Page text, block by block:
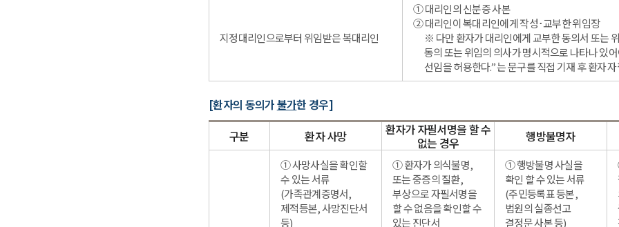
지정대리인으로부터 위임받은 복대리인
① 대리인의 신분증 사본
② 대리인이 복대리인에게 작성･교부한 위임장
※ 다만 환자가 대리인에게 교부한 동의서 또는
동의 또는 위임의 의사가 명시적으로 나타나 있
선임을 허용한다.” 는 문구를 직접 기재 후 환자
[환자의 동의가불가한 경우]
구분
환자 사망
환자가 자필서명을 할 수
없는 경우
행방불명자
① 사망사실을 확인할
수 있는 서류
(가족관계증명서,
제적등본, 사망진단서
등)
① 환자가 의식불명,
또는 중증의 질환,
부상으로 자필서명을
할 수 없음을 확인할 수
있는 진단서
① 행방불명 사실을
확인 할 수 있는 서류
(주민등록표 등본,
법원의 실종선고
결정문 사본 등)